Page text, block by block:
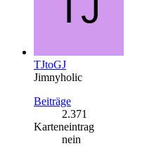
TJtoGJ
Jimnyholic
Beiträge
2.371
Karteneintrag
nein